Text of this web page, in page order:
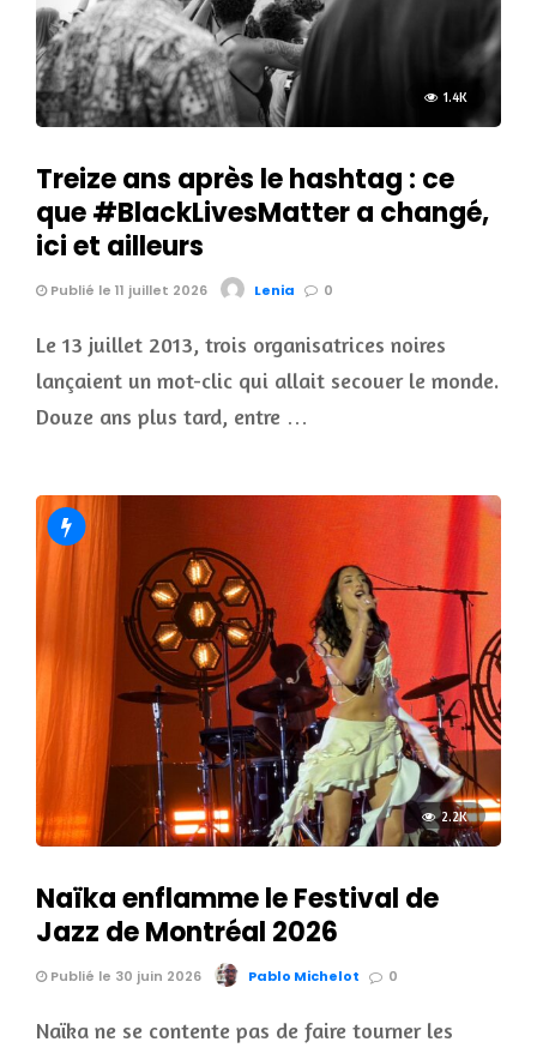
1.4K
Treize ans après le hashtag : ce
que #BlackLivesMatter a changé,
ici et ailleurs
Publié le 11 juillet 2026 Lenia 0
Le 13 juillet 2013, trois organisatrices noires
lançaient un mot-clic qui allait secouer le monde.
Douze ans plus tard, entre …
2.2K
Naïka enflamme le Festival de
Jazz de Montréal 2026
Publié le 30 juin 2026 Pablo Michelot 0
Naïka ne se contente pas de faire tourner les